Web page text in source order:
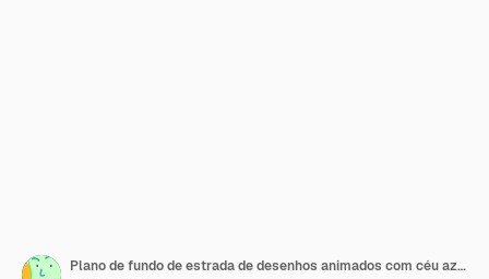
Plano de fundo de estrada de desenhos animados com céu azul e nuvens